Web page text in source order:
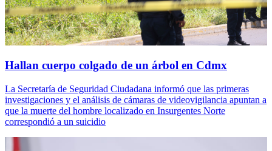
Hallan cuerpo colgado de un árbol en Cdmx
La Secretaría de Seguridad Ciudadana informó que las primeras
investigaciones y el análisis de cámaras de videovigilancia apuntan a
que la muerte del hombre localizado en Insurgentes Norte
correspondió a un suicidio